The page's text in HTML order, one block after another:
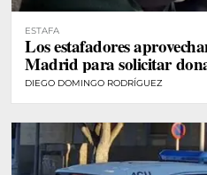
ESTAFA
Los estafadores
Madrid para solicitar
DIEGO DOMINGO RODRÍGUEZ